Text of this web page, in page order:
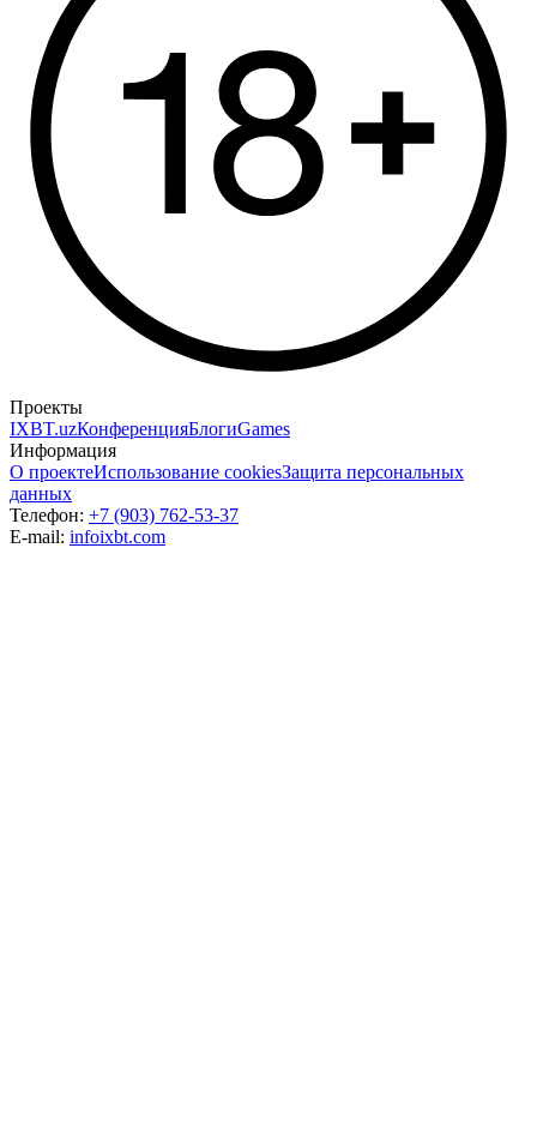
Проекты
IXBT.uzКонференцияБлогиGames
Информация
О проектеИспользование cookiesЗащита персональных
данных
Телефон: +7 (903) 762-53-37
E-mail: infoixbt.com